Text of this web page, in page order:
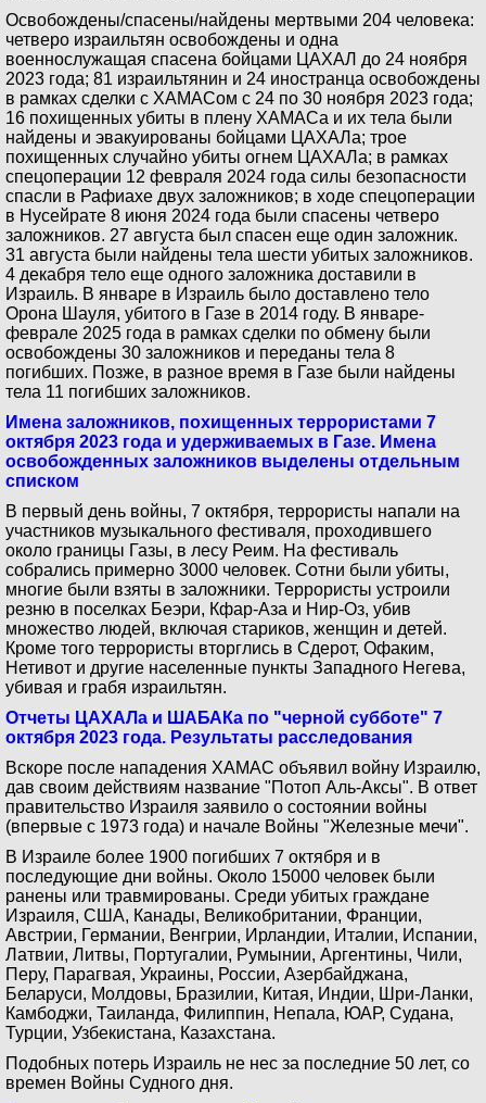
Освобождены/спасены/найдены мертвыми 204 человека:
четверо израильтян освобождены и одна
военнослужащая спасена бойцами ЦАХАЛ до 24 ноября
2023 года; 81 израильтянин и 24 иностранца освобождены
в рамках сделки с ХАМАСом с 24 по 30 ноября 2023 года;
16 похищенных убиты в плену ХАМАСа и их тела были
найдены и эвакуированы бойцами ЦАХАЛа; трое
похищенных случайно убиты огнем ЦАХАЛа; в рамках
спецоперации 12 февраля 2024 года силы безопасности
спасли в Рафиахе двух заложников; в ходе спецоперации
в Нусейрате 8 июня 2024 года были спасены четверо
заложников. 27 августа был спасен еще один заложник.
31 августа были найдены тела шести убитых заложников.
4 декабря тело еще одного заложника доставили в
Израиль. В январе в Израиль было доставлено тело
Орона Шауля, убитого в Газе в 2014 году. В январе-
феврале 2025 года в рамках сделки по обмену были
освобождены 30 заложников и переданы тела 8
погибших. Позже, в разное время в Газе были найдены
тела 11 погибших заложников.
Имена заложников, похищенных террористами 7
октября 2023 года и удерживаемых в Газе. Имена
освобожденных заложников выделены отдельным
списком
В первый день войны, 7 октября, террористы напали на
участников музыкального фестиваля, проходившего
около границы Газы, в лесу Реим. На фестиваль
собрались примерно 3000 человек. Сотни были убиты,
многие были взяты в заложники. Террористы устроили
резню в поселках Беэри, Кфар-Аза и Нир-Оз, убив
множество людей, включая стариков, женщин и детей.
Кроме того террористы вторглись в Сдерот, Офаким,
Нетивот и другие населенные пункты Западного Негева,
убивая и грабя израильтян.
Отчеты ЦАХАЛа и ШАБАКа по "черной субботе" 7
октября 2023 года. Результаты расследования
Вскоре после нападения ХАМАС объявил войну Израилю,
дав своим действиям название "Потоп Аль-Аксы". В ответ
правительство Израиля заявило о состоянии войны
(впервые с 1973 года) и начале Войны "Железные мечи".
В Израиле более 1900 погибших 7 октября и в
последующие дни войны. Около 15000 человек были
ранены или травмированы. Среди убитых граждане
Израиля, США, Канады, Великобритании, Франции,
Австрии, Германии, Венгрии, Ирландии, Италии, Испании,
Латвии, Литвы, Португалии, Румынии, Аргентины, Чили,
Перу, Парагвая, Украины, России, Азербайджана,
Беларуси, Молдовы, Бразилии, Китая, Индии, Шри-Ланки,
Камбоджи, Таиланда, Филиппин, Непала, ЮАР, Судана,
Турции, Узбекистана, Казахстана.
Подобных потерь Израиль не нес за последние 50 лет, со
времен Войны Судного дня.